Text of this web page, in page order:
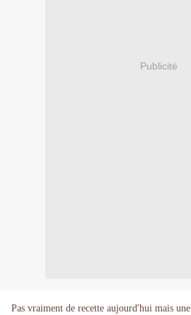
Publicité
Pas vraiment de recette aujourd'hui mais une